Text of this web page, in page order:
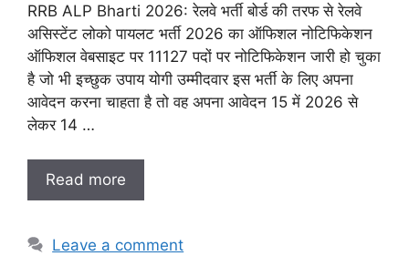
RRB ALP Bharti 2026: रेलवे भर्ती बोर्ड की तरफ से रेलवे
असिस्टेंट लोको पायलट भर्ती 2026 का ऑफिशल नोटिफिकेशन
ऑफिशल वेबसाइट पर 11127 पदों पर नोटिफिकेशन जारी हो चुका
है जो भी इच्छुक उपाय योगी उम्मीदवार इस भर्ती के लिए अपना
आवेदन करना चाहता है तो वह अपना आवेदन 15 में 2026 से
लेकर 14 …
Read more
Leave a comment